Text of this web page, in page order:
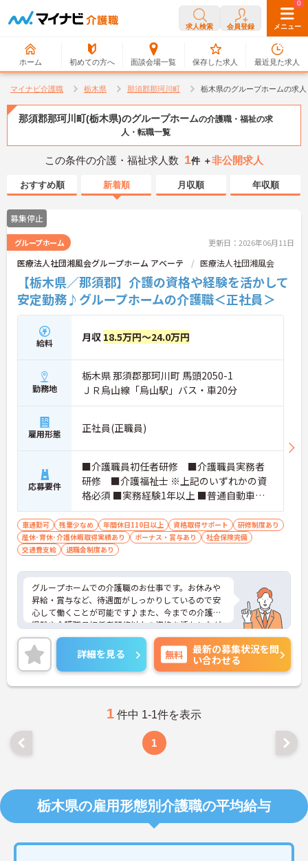
求人検索 会員登録 メニュー
ホーム 初めての方へ 面談会場一覧
0
保存した求人
0
最近見た求人
マイナビ介護職 栃木県 那須郡那珂川町 栃木県のグループホームの求
那須郡那珂川町(栃木県)のグループホームの介護職・福祉の求
人・転職一覧
この条件の介護・福祉求人数 1件 ＋非公開求人
おすすめ順 新着順 月収順 年収順
募集停止
グループホーム 更新日：2026年06月11日
医療法人社団湘風会グループホーム アベーテ 医療法人社団湘風会
【栃木県／那須郡】介護の資格や経験を活かして
安定勤務♪グループホームの介護職＜正社員＞
給料 月収 18.5万円～24.0万円
勤務地
栃木県 那須郡那珂川町 馬頭2050-1
ＪＲ烏山線「烏山駅」バス・車20分
雇用形態 正社員(正職員)
応募要件
■介護職員初任者研修 ■介護職員実務者
研修 ■介護福祉士 ※上記のいずれかの資
格必須 ■実務経験1年以上 ■普通自動車運
転免許(AT限定可) 必須
車通勤可 残業少なめ 年間休日110日以上 資格取得サポート
研修制度あり
産休･育休･介護休暇取得実績あり
ボーナス・賞与あり
社会保険完備
交通費支給
退職金制度あり
グループホームでの介護職のお仕事です。お休みや
昇給・賞与など、待遇面がしっかりしているので安
心して働くことが可能です♪また、今までの介護職
経験や介護職員初任者研修以上の資格を活かしなが
ら働けるので、新たなスキルアップなども…！ご興
味のある方には、面接対策ポイントなどさらに詳細
をお話いたしますので、お気軽にご相談ください。
詳細を見る 無料
最新の募集状況を問
い合わせる
1 件中 1-1件を表示
1
栃木県の雇用形態別介護職の平均給与